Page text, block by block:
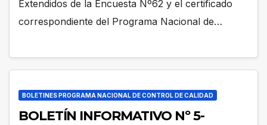
Extendidos de la Encuesta Nº62 y el certificado
correspondiente del Programa Nacional de…
BOLETINES PROGRAMA NACIONAL DE CONTROL DE CALIDAD
BOLETÍN INFORMATIVO Nº 5-